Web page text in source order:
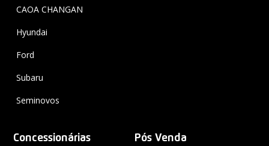
CAOA CHANGAN
Hyundai
Ford
Subaru
Seminovos
Concessionárias Pós Venda